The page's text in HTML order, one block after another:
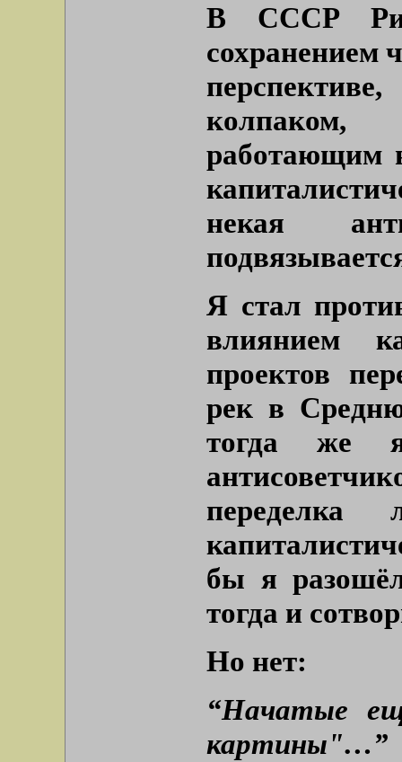
В СССР
сохранением
работающим
некая
Я стал
влиянием
проектов
рек в
тогда же
переделка
бы я
тогда и
Но нет:
“Начатые
картины"…”